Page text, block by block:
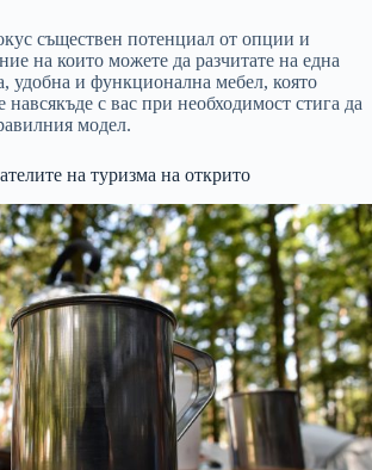
съществен потенциал от опции и
на които можете да разчитате на една
удобна и функционална мебел, която
с вас при необходимост стига да
модел.
на туризма на открито